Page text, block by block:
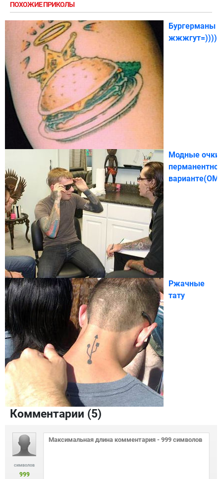
ПОХОЖИЕ ПРИКОЛЫ
Бургерманы
Модные очки
Ржачные
тату
Комментарии (5)
символов
999